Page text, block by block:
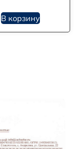
В корзину